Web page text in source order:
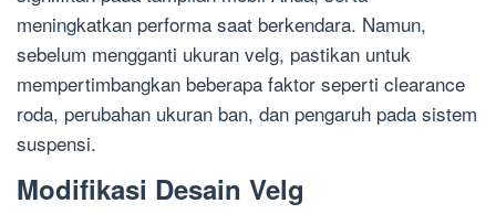
meningkatkan performa saat berkendara. Namun,
sebelum mengganti ukuran velg, pastikan untuk
mempertimbangkan beberapa faktor seperti clearance
roda, perubahan ukuran ban, dan pengaruh pada sistem
suspensi.
Modifikasi Desain Velg